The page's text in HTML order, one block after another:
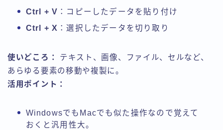
Ctrl + V ：コピーしたデータを貼り付け
Ctrl + X ：選択したデータを切り取り
使いどころ：
テキスト、画像、ファイル、セルなど、
あらゆる要素の移動や複製に。
活用ポイント：
WindowsでもMacでも似た操作なので覚えて
おくと汎用性大。